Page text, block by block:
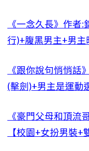
《一念久長》作者
行)+腹黑男主+男主
《跟你說句悄悄話
(擊劍)+男主是運動
《豪門父母和頂流
【校園+女扮男裝+